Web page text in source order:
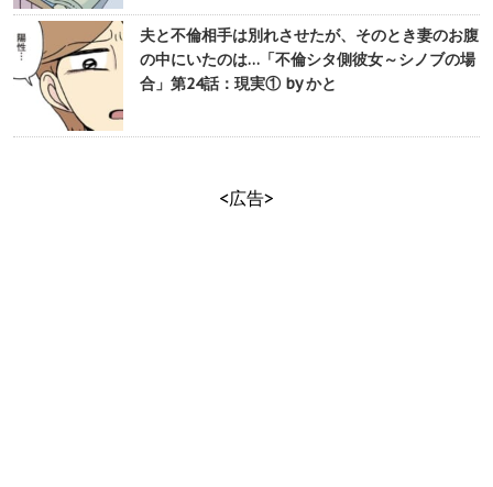
夫と不倫相手は別れさせたが、そのとき妻のお腹
の中にいたのは…「不倫シタ側彼女～シノブの場
合」第24話：現実① by かと
<広告>